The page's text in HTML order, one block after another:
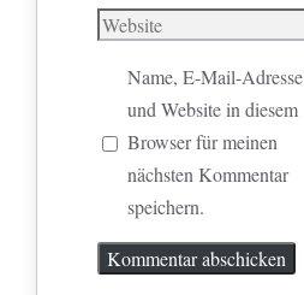
Mail
Website
Name, E-Mail-Adresse
und Website in diesem
Browser für meinen
nächsten Kommentar
speichern.